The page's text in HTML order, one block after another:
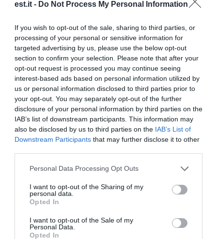
est.it - Do Not Process My Personal Information
If you wish to opt-out of the sale, sharing to third parties, or
processing of your personal or sensitive information for
targeted advertising by us, please use the below opt-out
section to confirm your selection. Please note that after your
opt-out request is processed you may continue seeing
interest-based ads based on personal information utilized by
us or personal information disclosed to third parties prior to
your opt-out. You may separately opt-out of the further
disclosure of your personal information by third parties on the
IAB’s list of downstream participants. This information may
also be disclosed by us to third parties on the IAB’s List of
Downstream Participants that may further disclose it to other
Personal Data Processing Opt Outs
I want to opt-out of the Sharing of my
personal data.
Opted In
I want to opt-out of the Sale of my
Personal Data.
Opted In
Il sindaco di Pistoia ricorda
Guccini: "Un legame speciale con la
citt...
1 giorno fa 6